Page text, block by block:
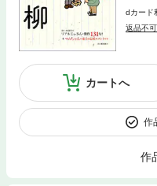
dカード
返品不可
カートへ
作
作